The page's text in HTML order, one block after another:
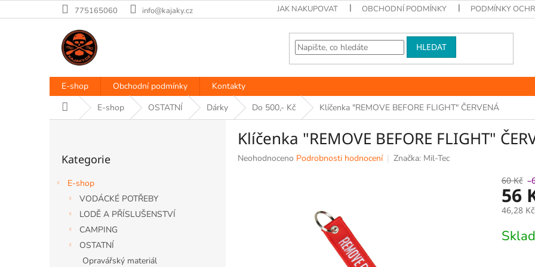
na
775165060 info@kajaky.cz JAK NAKUPOVAT OBCHODNÍ PODMÍNKY PODMÍNKY
HLEDAT
E-shop Obchodní podmínky
Kontakty
Domů E-shop OSTATNÍ Dárky Do 500,- Kč Klíčenka "REMOVE BEFORE FLIGHT" ČERVENÁ
kategorie
Kategorie
E-shop
VODÁCKÉ POTŘEBY
LODĚ A PŘÍSLUŠENSTVÍ
CAMPING
OSTATNÍ
Opravářský materiál
Klíčenka "REMOVE BEFORE FLIGHT"
Průměrné
Neohodnoceno Podrobnosti hodnocení Značka: Mil-Tec
60 Kč
56
46,28
cena: